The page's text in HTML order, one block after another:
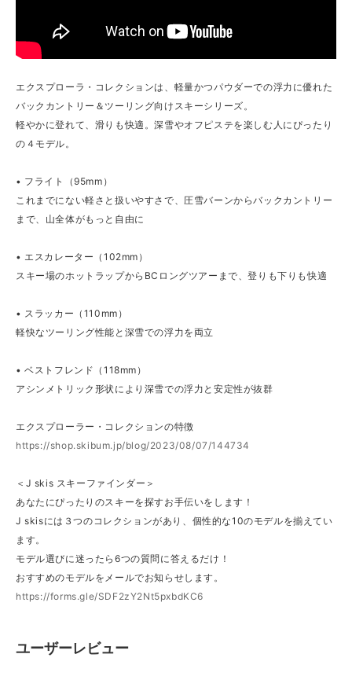
エクスプローラ・コレクションは、軽量かつパウダーでの浮力に優れた
バックカントリー＆ツーリング向けスキーシリーズ。
軽やかに登れて、滑りも快適。深雪やオフピステを楽しむ人にぴったり
の４モデル。
• フライト（95mm）
これまでにない軽さと扱いやすさで、圧雪バーンからバックカントリー
まで、山全体がもっと自由に
• エスカレーター（102mm）
スキー場のホットラップからBCロングツアーまで、登りも下りも快適
• スラッカー（110mm）
軽快なツーリング性能と深雪での浮力を両立
• ベストフレンド（118mm）
アシンメトリック形状により深雪での浮力と安定性が抜群
エクスプローラー・コレクションの特徴
https://shop.skibum.jp/blog/2023/08/07/144734
＜J skis スキーファインダー＞
あなたにぴったりのスキーを探すお手伝いをします！
J skisには３つのコレクションがあり、個性的な10のモデルを揃えてい
ます。
モデル選びに迷ったら6つの質問に答えるだけ！
おすすめのモデルをメールでお知らせします。
https://forms.gle/SDF2zY2Nt5pxbdKC6
ユーザーレビュー